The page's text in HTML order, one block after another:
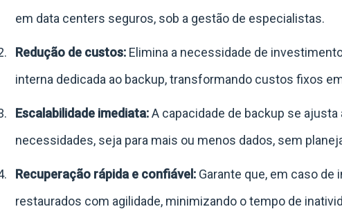
em data centers seguros, sob a gestão de especialistas.
Redução de custos: Elimina a necessidade de
interna dedicada ao backup, transformando custos fixos
Escalabilidade imediata:A capacidade de backup se
necessidades, seja para mais ou menos dados, sem
Recuperação rápida e confiável: Garante que, em caso
restaurados com agilidade, minimizando o tempo de